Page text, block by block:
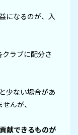
になるのが、入
ラブに配分さ
少ない場合があ
んが、
献できるものが